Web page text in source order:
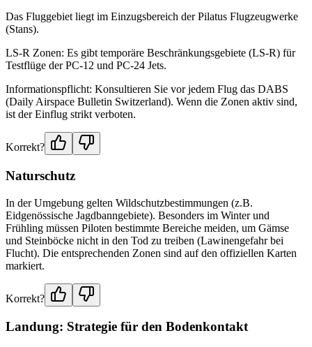
Das Fluggebiet liegt im Einzugsbereich der Pilatus Flugzeugwerke
(Stans).
LS-R Zonen: Es gibt temporäre Beschränkungsgebiete (LS-R) für
Testflüge der PC-12 und PC-24 Jets.
Informationspflicht: Konsultieren Sie vor jedem Flug das DABS
(Daily Airspace Bulletin Switzerland). Wenn die Zonen aktiv sind,
ist der Einflug strikt verboten.
Korrekt?
Naturschutz
In der Umgebung gelten Wildschutzbestimmungen (z.B.
Eidgenössische Jagdbanngebiete). Besonders im Winter und
Frühling müssen Piloten bestimmte Bereiche meiden, um Gämse
und Steinböcke nicht in den Tod zu treiben (Lawinengefahr bei
Flucht). Die entsprechenden Zonen sind auf den offiziellen Karten
markiert.
Korrekt?
Landung: Strategie für den Bodenkontakt